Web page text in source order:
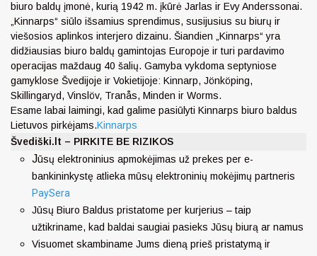
biuro baldų įmonė, kurią 1942 m. įkūrė Jarlas ir Evy Anderssonai.
„Kinnarps“ siūlo išsamius sprendimus, susijusius su biurų ir
viešosios aplinkos interjero dizainu. Šiandien „Kinnarps“ yra
didžiausias biuro baldų gamintojas Europoje ir turi pardavimo
operacijas maždaug 40 šalių. Gamyba vykdoma septyniose
gamyklose Švedijoje ir Vokietijoje: Kinnarp, Jönköping,
Skillingaryd, Vinslöv, Tranås, Minden ir Worms.
Esame labai laimingi, kad galime pasiūlyti Kinnarps biuro baldus
Lietuvos pirkėjams.Kinnarps
Švediški.lt – PIRKITE BE RIZIKOS
Jūsų elektroninius apmokėjimas už prekes per e-
bankininkystę atlieka mūsų elektroninių mokėjimų partneris
PaySera
Jūsų Biuro Baldus pristatome per kurjerius – taip
užtikriname, kad baldai saugiai pasieks Jūsų biurą ar namus
Visuomet skambiname Jums dieną prieš pristatymą ir